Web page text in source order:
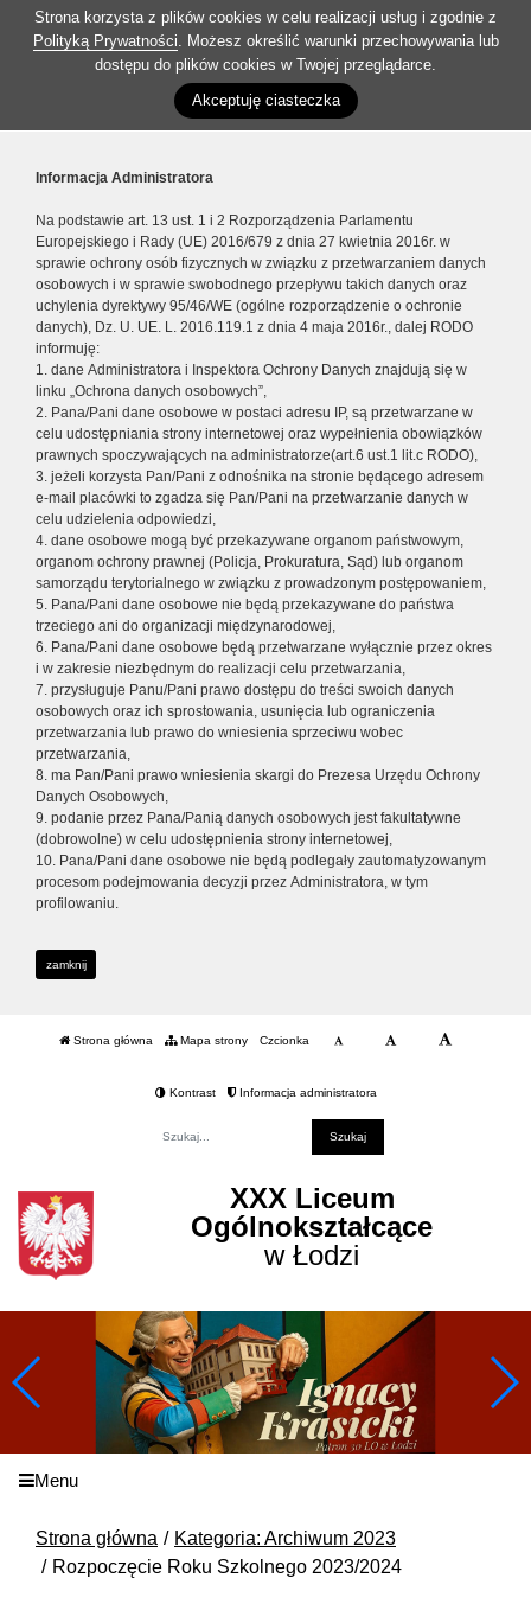
Strona korzysta z plików cookies w celu realizacji usług i zgodnie z
Polityką Prywatności. Możesz określić warunki przechowywania lub
dostępu do plików cookies w Twojej przeglądarce.
Akceptuję ciasteczka
Informacja Administratora
Na podstawie art. 13 ust. 1 i 2 Rozporządzenia Parlamentu
Europejskiego i Rady (UE) 2016/679 z dnia 27 kwietnia 2016r. w
sprawie ochrony osób fizycznych w związku z przetwarzaniem danych
osobowych i w sprawie swobodnego przepływu takich danych oraz
uchylenia dyrektywy 95/46/WE (ogólne rozporządzenie o ochronie
danych), Dz. U. UE. L. 2016.119.1 z dnia 4 maja 2016r., dalej RODO
informuję:
1. dane Administratora i Inspektora Ochrony Danych znajdują się w
linku „Ochrona danych osobowych”,
2. Pana/Pani dane osobowe w postaci adresu IP, są przetwarzane w
celu udostępniania strony internetowej oraz wypełnienia obowiązków
prawnych spoczywających na administratorze(art.6 ust.1 lit.c RODO),
3. jeżeli korzysta Pan/Pani z odnośnika na stronie będącego adresem
e-mail placówki to zgadza się Pan/Pani na przetwarzanie danych w
celu udzielenia odpowiedzi,
4. dane osobowe mogą być przekazywane organom państwowym,
organom ochrony prawnej (Policja, Prokuratura, Sąd) lub organom
samorządu terytorialnego w związku z prowadzonym postępowaniem,
5. Pana/Pani dane osobowe nie będą przekazywane do państwa
trzeciego ani do organizacji międzynarodowej,
6. Pana/Pani dane osobowe będą przetwarzane wyłącznie przez okres
i w zakresie niezbędnym do realizacji celu przetwarzania,
7. przysługuje Panu/Pani prawo dostępu do treści swoich danych
osobowych oraz ich sprostowania, usunięcia lub ograniczenia
przetwarzania lub prawo do wniesienia sprzeciwu wobec
przetwarzania,
8. ma Pan/Pani prawo wniesienia skargi do Prezesa Urzędu Ochrony
Danych Osobowych,
9. podanie przez Pana/Panią danych osobowych jest fakultatywne
(dobrowolne) w celu udostępnienia strony internetowej,
10. Pana/Pani dane osobowe nie będą podlegały zautomatyzowanym
procesom podejmowania decyzji przez Administratora, w tym
profilowaniu.
zamknij
Strona główna Mapa strony Czcionka
Kontrast Informacja administratora
XXX Liceum
Ogólnokształcące
w Łodzi
Menu
Strona główna
Kategoria: Archiwum 2023
Rozpoczęcie Roku Szkolnego 2023/2024